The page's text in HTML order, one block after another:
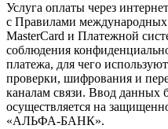
Услуга оплаты через
с Правилами
MasterCard и Платежной
соблюдения
платежа, для чего
проверки, шифрования и
каналам связи. Ввод данных
осуществляется на
«АЛЬФА-БАНК».